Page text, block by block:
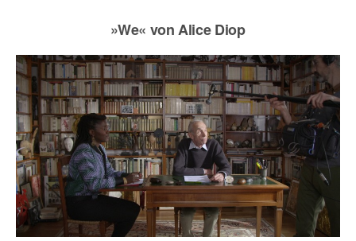
»We« von Alice Diop